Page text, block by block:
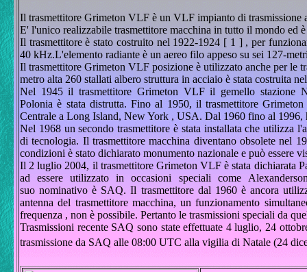
Il trasmettitore Grimeton VLF è un VLF impianto di trasmissione
E' l'unico realizzabile trasmettitore macchina in tutto il mondo ed
Il trasmettitore è stato costruito nel 1922-1924 [ 1 ] , per
40 kHz.L'elemento radiante è un aereo filo appeso su sei 127-
Il trasmettitore Grimeton VLF posizione è utilizzato anche per le
metro alta 260 stallati albero struttura in acciaio è stata costruita
Nel 1945 il trasmettitore Grimeton VLF il gemello stazione
Polonia è stata distrutta. Fino al 1950, il trasmettitore
Centrale a Long Island, New York , USA. Dal 1960 fino al 1996,
Nel 1968 un secondo trasmettitore è stata installata che utilizza
di tecnologia. Il trasmettitore macchina diventano obsolete nel
condizioni è stato dichiarato monumento nazionale e può essere
Il 2 luglio 2004, il trasmettitore Grimeton VLF è stata dichiarata
ad essere utilizzato in occasioni speciali come
suo nominativo è SAQ. Il trasmettitore dal 1960 è ancora
antenna del trasmettitore macchina, un funzionamento
frequenza , non è possibile. Pertanto le trasmissioni speciali da
Trasmissioni recente SAQ sono state effettuate 4 luglio, 24
trasmissione da SAQ alle 08:00 UTC alla vigilia di Natale (24